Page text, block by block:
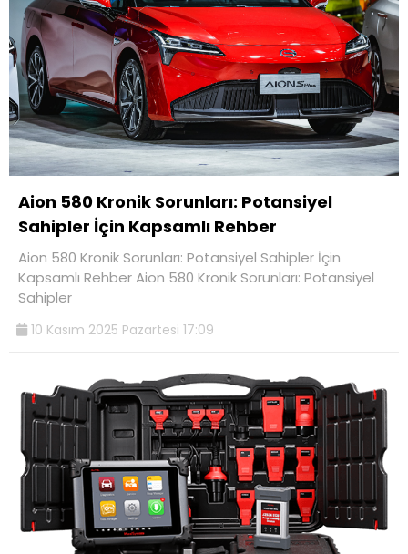
Aion 580 Kronik Sorunları: Potansiyel
Sahipler İçin Kapsamlı Rehber
Aion 580 Kronik Sorunları: Potansiyel Sahipler İçin
Kapsamlı Rehber Aion 580 Kronik Sorunları: Potansiyel
Sahipler
10 Kasım 2025 Pazartesi 17:09